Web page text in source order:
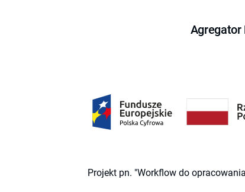
Agregator
Projekt pn. "Workflow do